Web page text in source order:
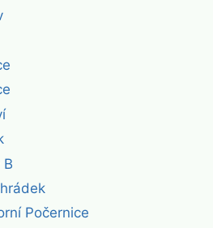
B
Počernice